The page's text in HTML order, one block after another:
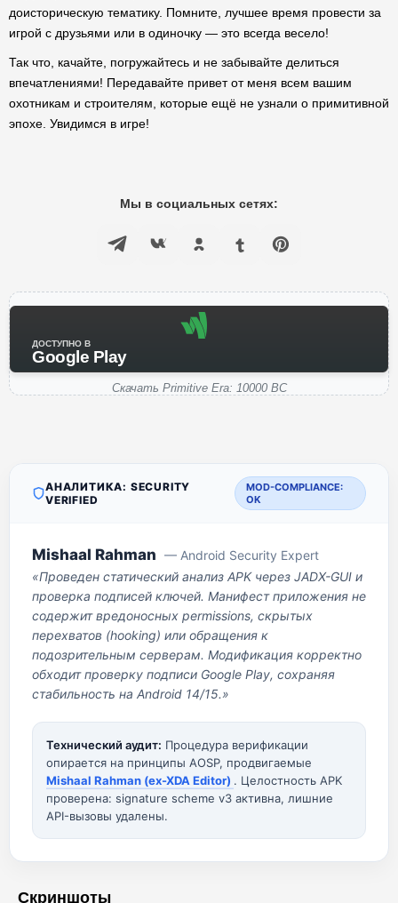
доисторическую тематику. Помните, лучшее время провести за
игрой с друзьями или в одиночку — это всегда весело!
Так что, качайте, погружайтесь и не забывайте делиться
впечатлениями! Передавайте привет от меня всем вашим
охотникам и строителям, которые ещё не узнали о примитивной
эпохе. Увидимся в игре!
Мы в социальных сетях:
ДОСТУПНО В
Google Play
Скачать Primitive Era: 10000 BC
АНАЛИТИКА: SECURITY
VERIFIED
MOD-COMPLIANCE:
OK
Mishaal Rahman — Android Security Expert
«Проведен статический анализ APK через JADX-GUI и
проверка подписей ключей. Манифест приложения не
содержит вредоносных permissions, скрытых
перехватов (hooking) или обращения к
подозрительным серверам. Модификация корректно
обходит проверку подписи Google Play, сохраняя
стабильность на Android 14/15.»
Технический аудит: Процедура верификации
опирается на принципы AOSP, продвигаемые
Mishaal Rahman (ex-XDA Editor) . Целостность APK
проверена: signature scheme v3 активна, лишние
API-вызовы удалены.
Скриншоты